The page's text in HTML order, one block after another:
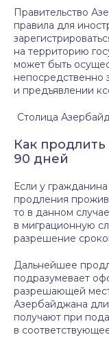
Правительство
правила для
на территорию
может быть
непосредственно
и предъявлении
Столица
Как
90 дней
Если у
продления
то в данном
в миграционную
разрешение
Дальнейшее
подразумевает
разрешающей
Азербайджана
получают при
в